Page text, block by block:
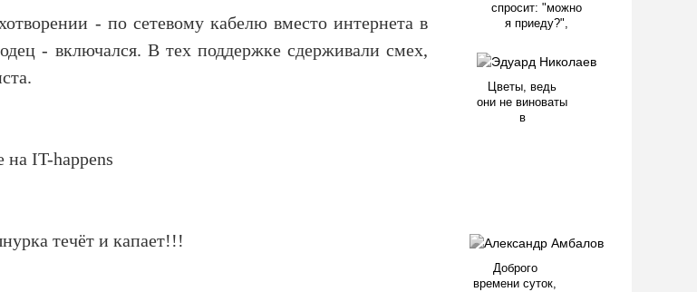
- по сетевому кабелю вместо интернета в
- включался. В тех поддержке сдерживали смех,
на IT-happens
течёт и капает!!!
спросит: "можно
я приеду?",
Цветы, ведь
они не виноваты
в
Доброго
времени суток,